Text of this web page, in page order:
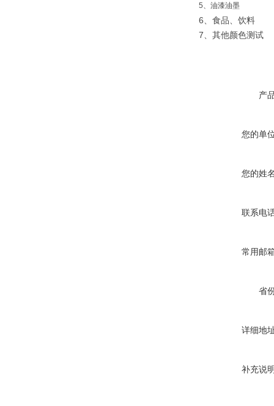
5、油漆油墨
6、食品、饮料
7、其他颜色测试
产
您的单
您的姓
联系电
常用邮
省
详细地
补充说